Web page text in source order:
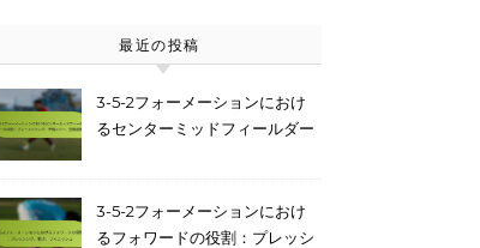
最近の投稿
3-5-2フォーメーションにおけ
るセンターミッドフィールダー
3-5-2フォーメーションにおけ
るフォワードの役割：プレッシ